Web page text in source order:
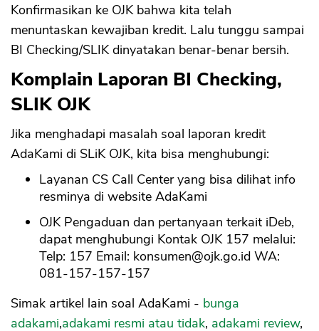
Konfirmasikan ke OJK bahwa kita telah
menuntaskan kewajiban kredit. Lalu tunggu sampai
BI Checking/SLIK dinyatakan benar-benar bersih.
Komplain Laporan BI Checking,
SLIK OJK
Jika menghadapi masalah soal laporan kredit
AdaKami di SLiK OJK, kita bisa menghubungi:
Layanan CS Call Center yang bisa dilihat info
resminya di website AdaKami
OJK Pengaduan dan pertanyaan terkait iDeb,
dapat menghubungi Kontak OJK 157 melalui:
Telp: 157 Email: konsumen@ojk.go.id WA:
081-157-157-157
Simak artikel lain soal AdaKami - bunga
adakami,adakami resmi atau tidak, adakami review,